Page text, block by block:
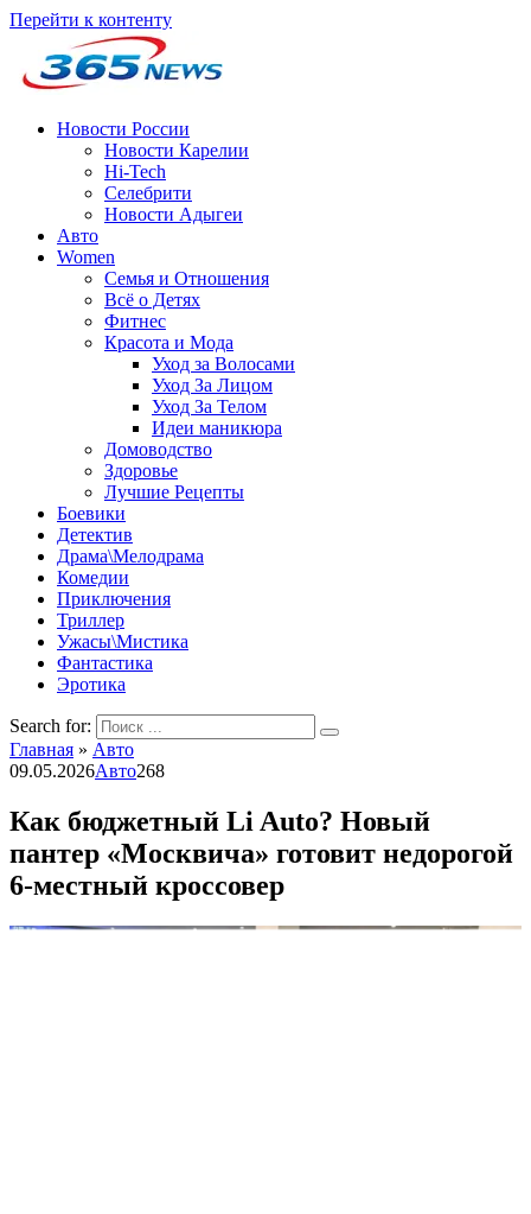
Перейти к контенту
Новости России
Новости Карелии
Hi-Tech
Селебрити
Новости Адыгеи
Авто
Women
Семья и Отношения
Всё о Детях
Фитнес
Красота и Мода
Уход за Волосами
Уход За Лицом
Уход За Телом
Идеи маникюра
Домоводство
Здоровье
Лучшие Рецепты
Боевики
Детектив
Драма\Мелодрама
Комедии
Приключения
Триллер
Ужасы\Мистика
Фантастика
Эротика
Search for:
Главная » Авто
09.05.2026Авто268
Как бюджетный Li Auto? Новый
пантер «Москвича» готовит недорогой
6-местный кроссовер